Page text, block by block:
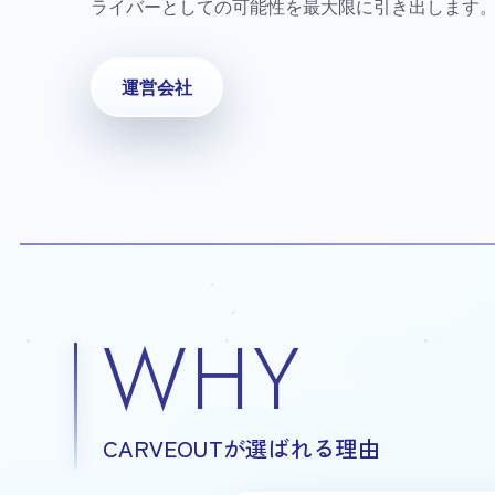
ライバーとしての可能性を最大限に引き出します
運営会社
WHY
CARVEOUTが選ばれる理由